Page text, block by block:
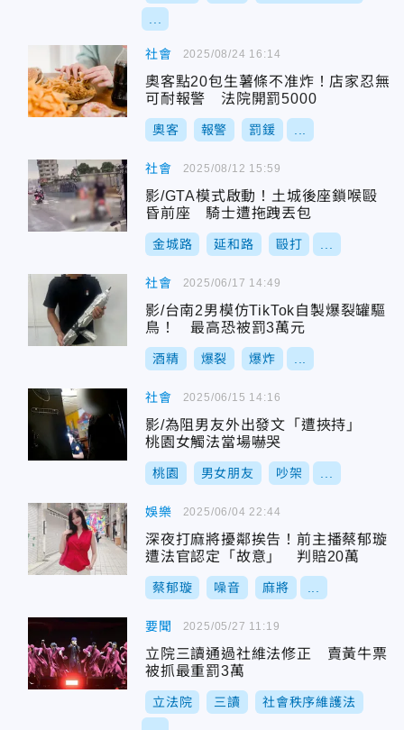
社會
奧客點20包生薯條不准炸！店家忍無
可耐報警 法院開罰5000
奧客 報警 罰鍰
2025/08/24 16:14
社會
影/GTA模式啟動！土城後座鎖喉毆
昏前座 騎士遭拖跩丟包
金城路 延和路 毆打
2025/08/12 15:59
社會
影/台南2男模仿TikTok自製爆裂罐驅
鳥！ 最高恐被罰3萬元
酒精 爆裂 爆炸
2025/06/17 14:49
社會
影/為阻男友外出發文「遭挾持」
桃園女觸法當場嚇哭
桃園 男女朋友 吵架
2025/06/15 14:16
娛樂
深夜打麻將擾鄰挨告！前主播蔡郁璇
遭法官認定「故意」 判賠20萬
蔡郁璇 噪音 麻將
2025/06/04 22:44
要聞
立院三讀通過社維法修正 賣黃牛票
被抓最重罰3萬
立法院 三讀 社會秩序維護法
2025/05/27 11:19